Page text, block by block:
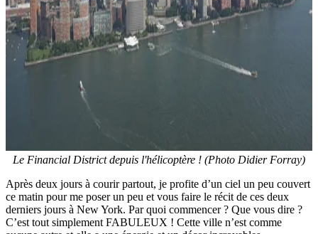
Le Financial District depuis l'hélicoptère ! (Photo Didier Forray)
Après deux jours à courir partout, je profite d’un ciel un peu couvert
ce matin pour me poser un peu et vous faire le récit de ces deux
derniers jours à New York. Par quoi commencer ? Que vous dire ?
C’est tout simplement FABULEUX ! Cette ville n’est comme